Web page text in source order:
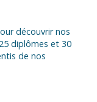
découvrir nos
diplômes et 30
de nos